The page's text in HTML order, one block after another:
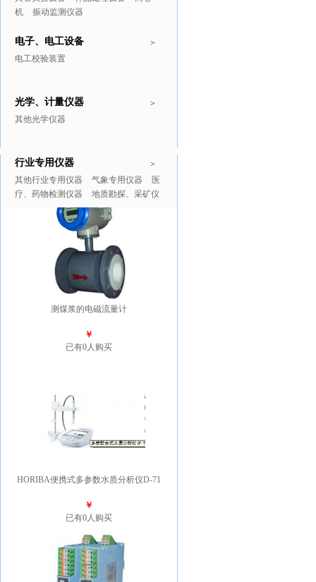
机
振动监测仪器
>
电子、电工设备
电工校验装置
>
光学、计量仪器
其他光学仪器
>
行业专用仪器
其他行业专用仪器 气象专用仪器
医
疗、药物检测仪器
地质勘探、采矿仪
推广商品 更多>>
测煤浆的电磁流量计
￥
已有0人购买
HORIBA便携式多参数水质分析仪D-71
￥
已有0人购买